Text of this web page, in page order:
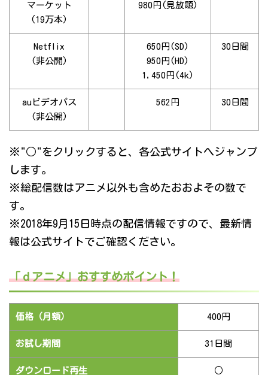
マーケット
(19万本)
980円(見放題)
Netflix
(非公開)
650円(SD)
950円(HD)
1,450円(4k)
30日間
auビデオパス
(非公開)
562円 30日間
※"○"をクリックすると、各公式サイトへジャンプ
します。
※総配信数はアニメ以外も含めたおおよその数で
す。
※2018年9月15日時点の配信情報ですので、最新情
報は公式サイトでご確認ください。
「ｄアニメ」おすすめポイント！
価格（月額） 400円
お試し期間 31日間
ダウンロード再生 ○